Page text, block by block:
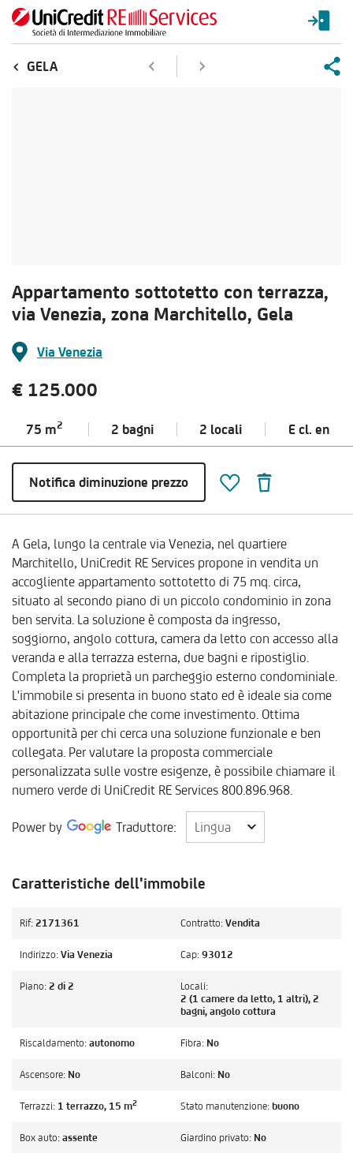
GELA
Appartamento sottotetto con terrazza,
via Venezia, zona Marchitello, Gela
Via Venezia
€ 125.000
75 m2 2 bagni 2 locali E cl. en
Notifica diminuzione prezzo
A Gela, lungo la centrale via Venezia, nel quartiere
Marchitello, UniCredit RE Services propone in vendita un
accogliente appartamento sottotetto di 75 mq. circa,
situato al secondo piano di un piccolo condominio in zona
ben servita. La soluzione è composta da ingresso,
soggiorno, angolo cottura, camera da letto con accesso alla
veranda e alla terrazza esterna, due bagni e ripostiglio.
Completa la proprietà un parcheggio esterno condominiale.
L'immobile si presenta in buono stato ed è ideale sia come
abitazione principale che come investimento. Ottima
opportunità per chi cerca una soluzione funzionale e ben
collegata. Per valutare la proposta commerciale
personalizzata sulle vostre esigenze, è possibile chiamare il
numero verde di UniCredit RE Services 800.896.968.
Power by Traduttore: Lingua
Lingua
Caratteristiche dell'immobile
Rif: 2171361 Contratto: Vendita
Indirizzo: Via Venezia Cap: 93012
Piano: 2 di 2
Locali:
2 (1 camere da letto, 1 altri), 2
bagni, angolo cottura
Riscaldamento: autonomo Fibra: No
Ascensore: No Balconi: No
Terrazzi: 1 terrazzo, 15 m2 Stato manutenzione: buono
Box auto: assente Giardino privato: No